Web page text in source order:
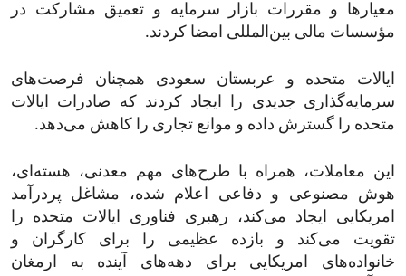
معیارها و مقررات بازار سرمایه و تعمیق مشارکت در
مؤسسات مالی بین‌المللی امضا کردند.
ایالات متحده و عربستان سعودی همچنان فرصت‌های
سرمایه‌گذاری جدیدی را ایجاد کردند که صادرات ایالات
متحده را گسترش داده و موانع تجاری را کاهش می‌دهد.
این معاملات، همراه با طرح‌های مهم معدنی، هسته‌ای،
هوش مصنوعی و دفاعی اعلام شده، مشاغل پردرآمد
امریکایی ایجاد می‌کند، رهبری فناوری ایالات متحده را
تقویت می‌کند و بازده عظیمی را برای کارگران و
خانواده‌های امریکایی برای دهه‌های آینده به ارمغان